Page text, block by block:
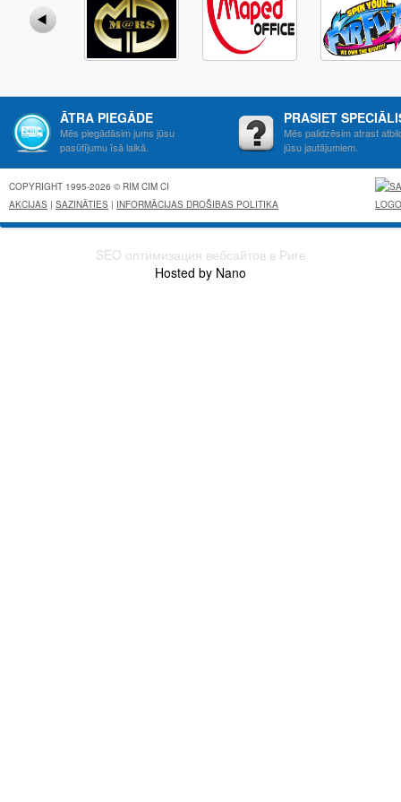
ĀTRA PIEGĀDE
Mēs piegādāsim jums jūsu
pasūtījumu īsā laikā.
PRASIET
Mēs palidzēsim atrast
jūsu jautājumiem.
COPYRIGHT 1995-2026 © RIM CIM CI
AKCIJAS | SAZINĀTIES | INFORMĀCIJAS DROŠIBAS POLITIKA
SEO оптимизация вебсайтов в Риге
Hosted by Nano